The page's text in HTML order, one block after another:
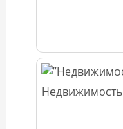
Недвижимость